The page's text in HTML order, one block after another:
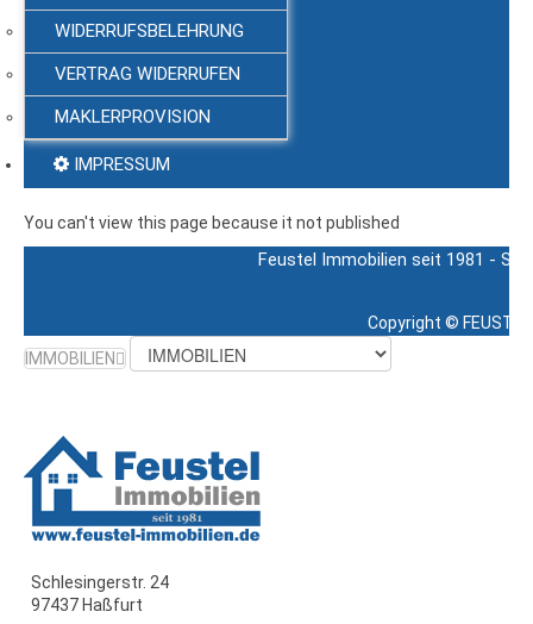
WIDERRUFSBELEHRUNG
VERTRAG WIDERRUFEN
MAKLERPROVISION
IMPRESSUM
You can't view this page because it not published
Feustel Immobilien seit 1981 -
Copyright ©
IMMOBILIEN
Schlesingerstr. 24
97437 Haßfurt